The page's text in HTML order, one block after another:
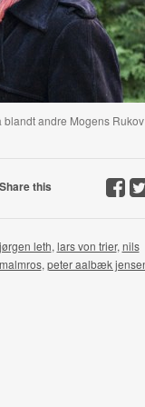
andre Mogens Rukov
Share this
jørgen leth, lars von trier, nils
malmros, peter aalbæk